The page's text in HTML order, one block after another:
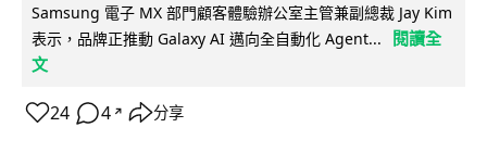
Samsung 電子 MX 部門顧客體驗辦公室主管兼副總裁 Jay Kim
表示，品牌正推動 Galaxy AI 邁向全自動化 Agent...
閱讀全
文
24 4 ↗ 分享